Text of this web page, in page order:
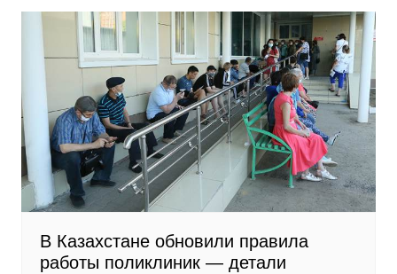
В Казахстане обновили правила
работы поликлиник — детали